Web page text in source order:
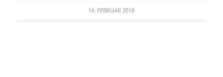
14. FEBRUAR 2018